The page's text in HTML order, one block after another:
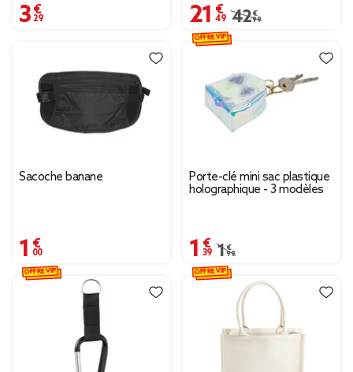
3,29 € 21,49 €
Prix remisé de
42,99 €
Sacoche banane
1,00 €
Porte-clé mini sac plastique
holographique - 3 modèles
1,39 €
Prix remisé de 1,99 € à
1,99 €
OFFRE VIP
OFFRE VIP OFFRE VIP